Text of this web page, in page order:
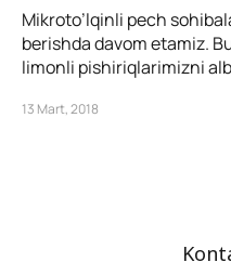
Mikroto’lqinli pech
berishda davom etamiz.
limonli pishiriqlarimizni
13 Mart, 2018